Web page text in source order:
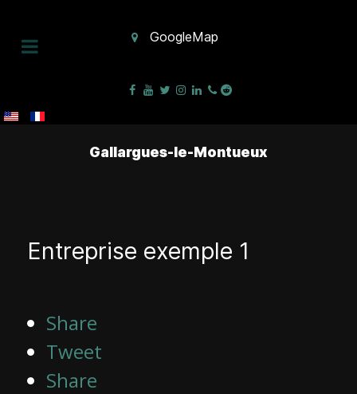
GoogleMap
Gallargues-le-Montueux
Entreprise exemple 1
Share
Tweet
Share